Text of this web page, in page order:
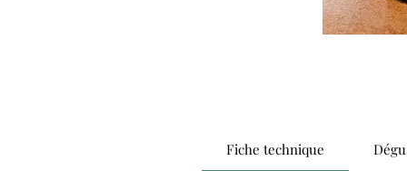
Fiche technique